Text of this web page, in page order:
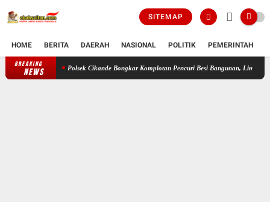
SITEMAP
HOME BERITA DAERAH NASIONAL POLITIK PEMERINTAH
BREAKING
NEWSPolsek Cikande Bongkar Komplotan Pencuri Besi Bangunan, Lima Tersangka